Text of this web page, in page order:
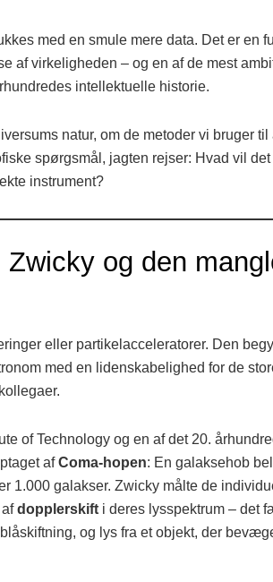
med en smule mere data. Det er en
af virkeligheden – og en af de mest
intellektuelle historie.
natur, om de metoder vi bruger til
spørgsmål, jagten rejser: Hvad vil
instrument?
og den
eller partikelacceleratorer. Den
med en lidenskabelighed for de
of Technology og en af det 20.
afComa-hopen: En galaksehob
1.000 galakser. Zwicky målte de
dopplerskift i deres lysspektrum – det
og lys fra et objekt, der